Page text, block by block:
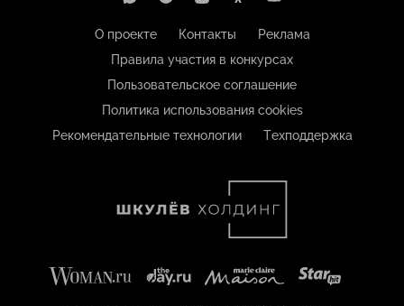
О проекте Контакты
Реклама
Правила участия в конкурсах
Пользовательское соглашение
Политика использования cookies
Рекомендательные технологии
Техподдержка